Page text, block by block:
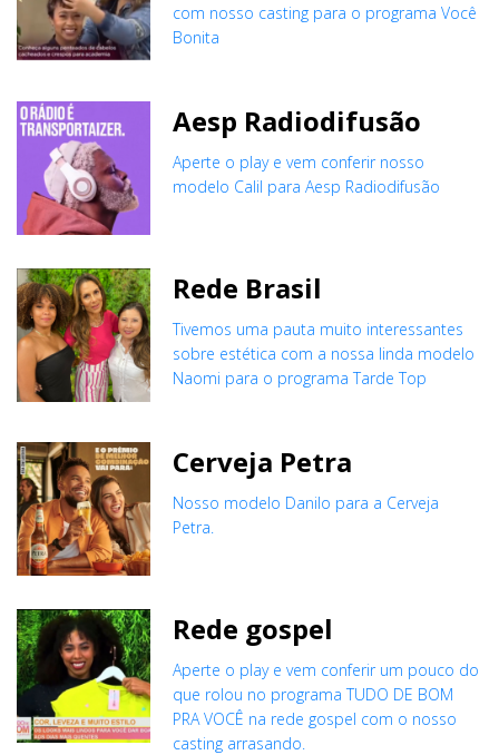
com nosso casting para o programa Você
Bonita
Aesp Radiodifusão
Aperte o play e vem conferir nosso
modelo Calil para Aesp Radiodifusão
Rede Brasil
Tivemos uma pauta muito interessantes
sobre estética com a nossa linda modelo
Naomi para o programa Tarde Top
Cerveja Petra
Nosso modelo Danilo para a Cerveja
Petra.
Rede gospel
Aperte o play e vem conferir um pouco do
que rolou no programa TUDO DE BOM
PRA VOCÊ na rede gospel com o nosso
casting arrasando.